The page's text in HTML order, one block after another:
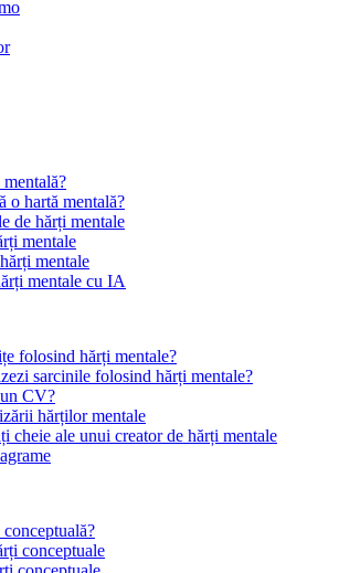
mentală?
o hartă mentală?
de hărți mentale
mentale
mentale
mentale cu IA
folosind hărți mentale?
sarcinile folosind hărți mentale?
CV?
hărților mentale
cheie ale unui creator de hărți mentale
conceptuală?
conceptuale